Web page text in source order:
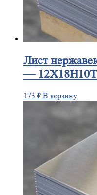
Лист
— 12Х18Н10Т
173 ₽ В корзину